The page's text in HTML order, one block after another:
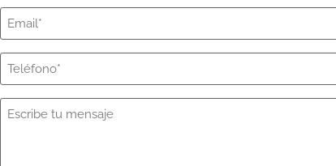
Email
(Obligatorio)
Teléfono
(Obligatorio)
Mensaje
(Obligatorio)